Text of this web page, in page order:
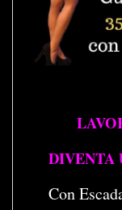
DIVENTA
Con